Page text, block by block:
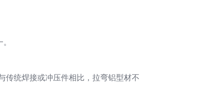
传统焊接或冲压件相比，拉弯铝型材不